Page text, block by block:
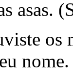
asas.
os
nome.